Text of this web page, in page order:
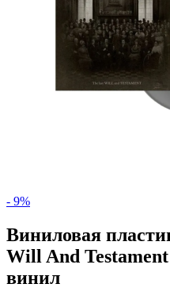
- 9%
Виниловая
Will And
винил